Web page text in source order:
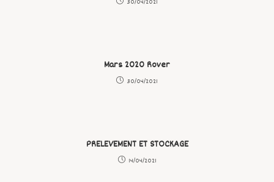
30/04/2021
Mars 2020 Rover
30/04/2021
PRELEVEMENT ET STOCKAGE
14/04/2021